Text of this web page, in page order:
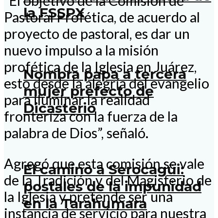
la FSSPX
Nombra papa a tercera
mujer prefecto de
Dicasterio
El camino a Serocagüi:
postales de la impunidad
en la Tarahumara
Pastoral Profética, de acuerdo al
proyecto de pastoral, es dar un
nuevo impulso a la misión
profética de la Iglesia en Juárez,
esto desde la alegría del evangelio
para iluminar la realidad
fronteriza con la fuerza de la
palabra de Dios”, señaló.
Agregó que esta comisión se vale
de la Tradición y del Magisterio de
la Iglesia y pretende ser una
instancia de servicio para nuestra